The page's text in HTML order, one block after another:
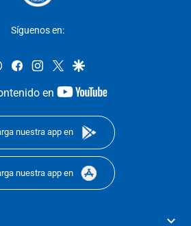
Síguenos en:
whatsappfacebookinstagram
twittergoogle
en
youtube-
nuestra app en
nuestra app en